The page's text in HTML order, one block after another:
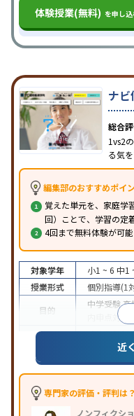
体験授業(無料) を申し込
ナ
1vs2
る気
編集部のおすすめポイ
覚えた単元を、家庭学
回）ことで、学習の定
4回まで無料体験が可能
対象学年 小1 ~ 6 中1
授業形式
個別指導(1
目的
中学受験高
内申点対策
成績保証制
1科目から
※2023年3月調査。小学校高
近
専門家の評価・評判は？
ノンフィクシ